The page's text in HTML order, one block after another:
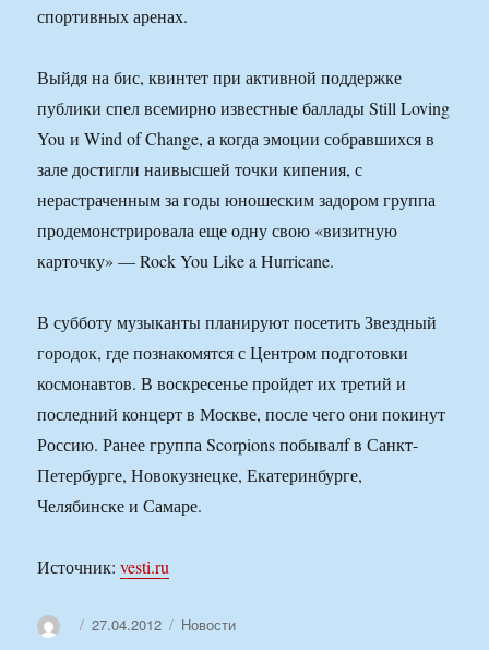
спортивных аренах.
Выйдя на бис, квинтет при активной поддержке
публики спел всемирно известные баллады Still Loving
You и Wind of Change, а когда эмоции собравшихся в
зале достигли наивысшей точки кипения, с
нерастраченным за годы юношеским задором группа
продемонстрировала еще одну свою «визитную
карточку» — Rock You Like a Hurricane.
В субботу музыканты планируют посетить Звездный
городок, где познакомятся с Центром подготовки
космонавтов. В воскресенье пройдет их третий и
последний концерт в Москве, после чего они покинут
Россию. Ранее группа Scorpions побывалf в Санкт-
Петербурге, Новокузнецке, Екатеринбурге,
Челябинске и Самаре.
Источник:vesti.ru
АвторОпубликовано
27.04.2012 Рубрики
Новости